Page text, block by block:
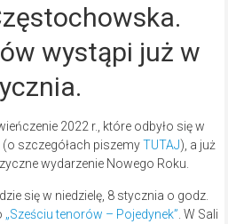
wystąpi już w
2022 r., które odbyło się w
szczegółach piszemyTUTAJ), a już
wydarzenie Nowego Roku.
się w niedzielę, 8 stycznia o godz.
„Sześciu tenorów – Pojedynek” . W Sali